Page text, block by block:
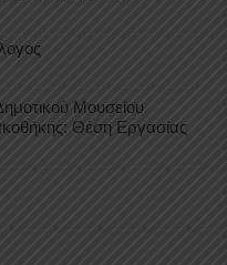
Μουσείου
Θέση Εργασίας